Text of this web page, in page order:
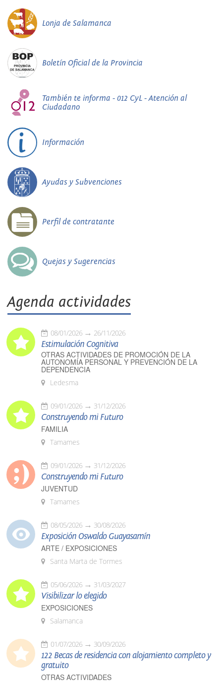
Lonja de Salamanca
Boletín Oficial de la Provincia
También te informa - 012 CyL - Atención al
Ciudadano
Información
Ayudas y Subvenciones
Perfil de contratante
Quejas y Sugerencias
Agenda actividades
08/01/2026 26/11/2026
Estimulación Cognitiva
OTRAS ACTIVIDADES DE PROMOCIÓN DE LA
AUTONOMÍA PERSONAL Y PREVENCIÓN DE LA
DEPENDENCIA
Ledesma
09/01/2026 31/12/2026
Construyendo mi Futuro
FAMILIA
Tamames
09/01/2026 31/12/2026
Construyendo mi Futuro
JUVENTUD
Tamames
08/05/2026 30/08/2026
Exposición Oswaldo Guayasamín
ARTE / EXPOSICIONES
Santa Marta de Tormes
05/06/2026 31/03/2027
Visibilizar lo elegido
EXPOSICIONES
Salamanca
01/07/2026 30/09/2026
122 Becas de residencia con alojamiento completo y
gratuito
OTRAS ACTIVIDADES